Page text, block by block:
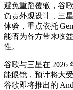
避免重蹈覆辙，谷
负责外观设计，三
体验，重点依托
能否为各方带来收
性。
谷歌与三星在 2026
能眼镜，预计将大受
谷歌即将推出的